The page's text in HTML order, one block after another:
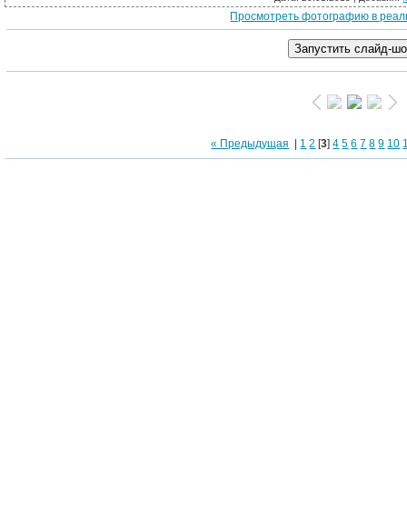
Термопанели
Просмотреть фотографию в
« Предыдущая 1 2 [3]4 5 6 7 8 9 10